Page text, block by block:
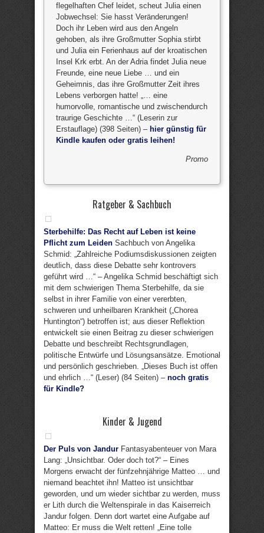
flegelhaften Chef leidet, scheut Julia einen
Jobwechsel: Sie hasst Veränderungen!
Doch ihr Leben wird aus den Angeln
gehoben, als ihre Großmutter Sophia stirbt
und Julia ein Ferienhaus auf der kroatischen
Insel Krk erbt. An der Adria findet Julia neue
Freunde, eine neue Liebe … und ein
Geheimnis, das ihre Großmutter Zeit ihres
Lebens verborgen hatte! „… eine
humorvolle, romantische und zwischendurch
traurige Geschichte …“ (Leserin zur
Erstauflage) (398 Seiten) – hier günstig für
Kindle kaufen oder gratis leihen!
Promo
Ratgeber & Sachbuch
Sterbehilfe: Das Recht auf Leben ist keine
Pflicht zum Leiden Sachbuch von Angelika
Schmid: „Zahlreiche Podiumsdiskussionen zeigten
deutlich, dass diese Debatte sehr kontrovers
geführt wird …“ – Angelika Schmid beschäftigt sich
mit dem schwierigen Thema Sterbehilfe, da sie
selbst in ihrer Familie von einer vererbten,
schweren und unheilbaren Krankheit („Chorea
Huntington“) betroffen ist; aus dieser Reflektion
entwickelt sie einen Beitrag zu dieser schwierigen
Debatte und beschreibt Rechtsgrundlagen,
politische Entwürfe und Lösungsansätze. Emotional
und persönlich geschrieben. „Dieses Buch ist offen
und ehrlich …“ (Leser) (84 Seiten) – noch gratis
für Kindle?
Kinder & Jugend
Der Puls von Jandur Fantasyabenteuer von Mara
Lang: „Unsichtbar. Oder doch tot?“ – Eines
Morgens erwacht der fünfzehnjährige Matteo … und
niemand beachtet ihn! Matteo ist unsichtbar
geworden, und um wieder sichtbar zu werden, muss
er Lith durch die Weltenspirale in das Kaiserreich
Jandur folgen. Denn dort wartet eine Aufgabe auf
Matteo: Er muss die Welt retten! „Eine tolle